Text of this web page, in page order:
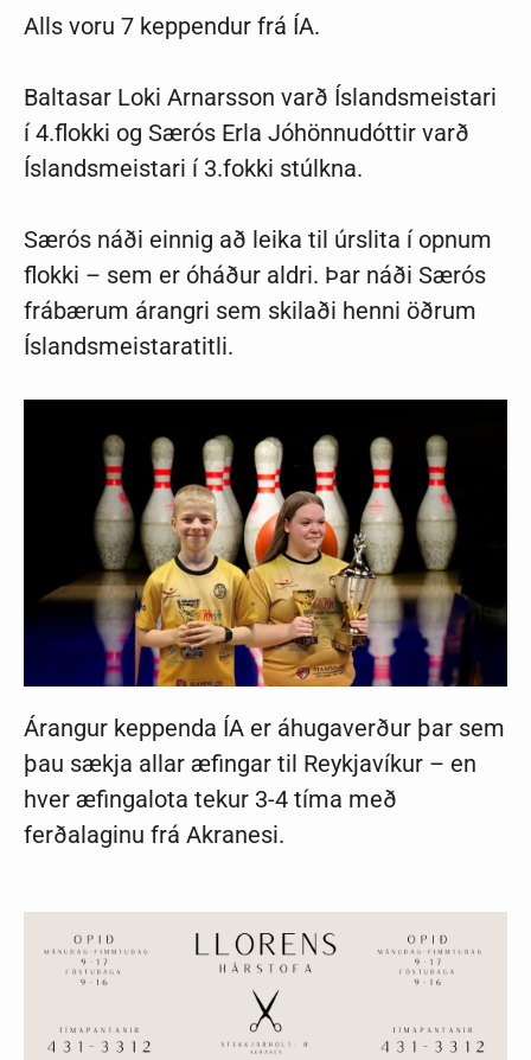
Alls voru 7 keppendur frá ÍA.
Baltasar Loki Arnarsson varð Íslandsmeistari
í 4.flokki og Særós Erla Jóhönnudóttir varð
Íslandsmeistari í 3.fokki stúlkna.
Særós náði einnig að leika til úrslita í opnum
flokki – sem er óháður aldri. Þar náði Særós
frábærum árangri sem skilaði henni öðrum
Íslandsmeistaratitli.
Árangur keppenda ÍA er áhugaverður þar sem
þau sækja allar æfingar til Reykjavíkur – en
hver æfingalota tekur 3-4 tíma með
ferðalaginu frá Akranesi.